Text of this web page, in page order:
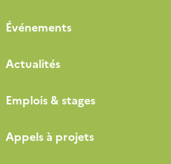
Événements
Actualités
Emplois & stages
Appels à projets